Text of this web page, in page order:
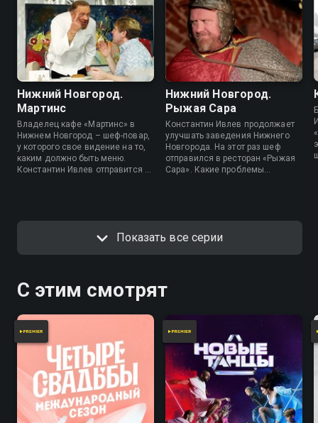
Нижний Новгород.
Мартинс
Владелец кафе «Мартинс» в
Нижнем Новгород – шеф-повар,
у которого свое видение на то,
каким должно быть меню.
Константин Ивлев отправится в
программе «На ножах».
Нижний Новгород.
Рыжая Сара
Константин Ивлев продолжает
улучшать заведения Нижнего
Новгорода. На этот раз шеф
отправился в ресторан «Рыжая
Сара». Какие проблемы
Показать все серии
С этим смотрят